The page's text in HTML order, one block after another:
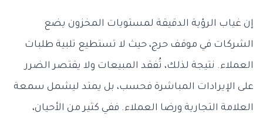
إن غياب الرؤية الدقيقة لمستويات المخزون يضع
الشركات في موقف حرج، حيث لا تستطيع تلبية طلبات
العملاء. نتيجة لذلك، تُفقد المبيعات ولا يقتصر الضرر
على الإيرادات المباشرة فحسب، بل يمتد ليشمل سمعة
العلامة التجارية ورضا العملاء. ففي كثير من الأحيان،